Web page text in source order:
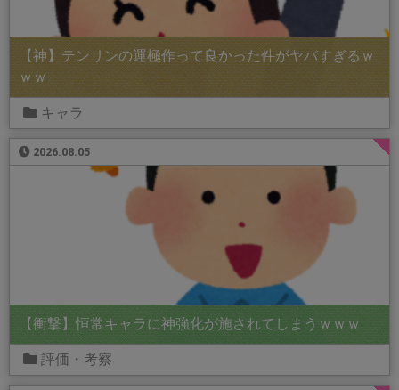
【神】テンリンの運極作って良かった件がヤバすぎるｗ
ｗｗ
キャラ
2026.08.05
【衝撃】恒常キャラに神強化が施されてしまうｗｗｗ
評価・考察